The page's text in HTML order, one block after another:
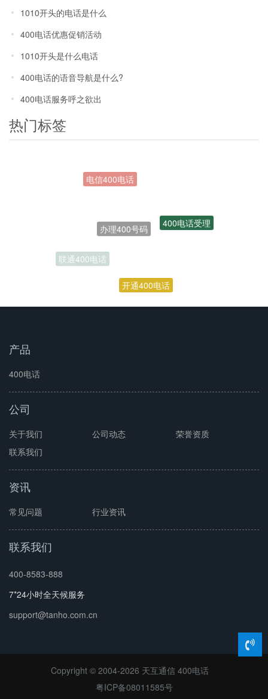
1010开头的电话是什么
400电话优惠促销活动
1010开头是什么电话
400电话的语音导航是什么?
400电话服务呼之欲出
热门标签
开通400电话
联通400电话
400电话受理
产品
400电话
公司
关于我们 公司动态
荣誉资质
联系我们
资讯
常见问题 行业资讯
联系我们
400-8583-888
7*24小时全天候服务
support@tanho.com.cn
Copyright © 2004-2026 天互通信 400电话
粤ICP备08011585号